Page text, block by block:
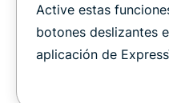
Active estas
botones deslizantes
aplicación de